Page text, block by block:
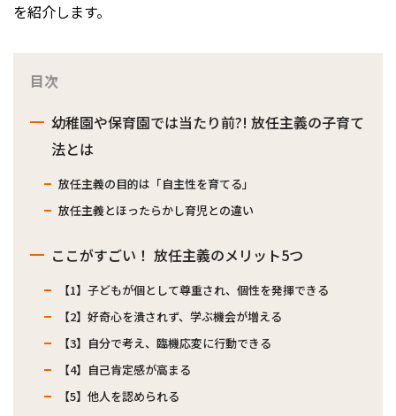
を紹介します。
目次
幼稚園や保育園では当たり前?! 放任主義の子育て
法とは
放任主義の目的は「自主性を育てる」
放任主義とほったらかし育児との違い
ここがすごい！ 放任主義のメリット5つ
【1】子どもが個として尊重され、個性を発揮できる
【2】好奇心を潰されず、学ぶ機会が増える
【3】自分で考え、臨機応変に行動できる
【4】自己肯定感が高まる
【5】他人を認められる